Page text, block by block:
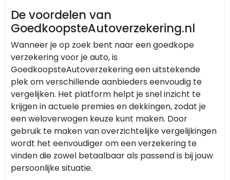
De voordelen van
GoedkoopsteAutoverzekering.nl
Wanneer je op zoek bent naar een goedkope
verzekering voor je auto, is
GoedkoopsteAutoverzekering een uitstekende
plek om verschillende aanbieders eenvoudig te
vergelijken. Het platform helpt je snel inzicht te
krijgen in actuele premies en dekkingen, zodat je
een weloverwogen keuze kunt maken. Door
gebruik te maken van overzichtelijke vergelijkingen
wordt het eenvoudiger om een verzekering te
vinden die zowel betaalbaar als passend is bij jouw
persoonlijke situatie.